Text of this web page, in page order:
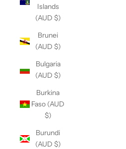
Islands
(AUD $)
Brunei
(AUD $)
Bulgaria
(AUD $)
Burkina
Faso (AUD
$)
Burundi
(AUD $)